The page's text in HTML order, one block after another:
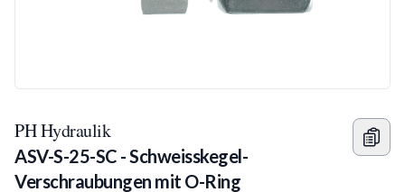
PH Hydraulik
ASV-S-25-SC - Schweisskegel-
Verschraubungen mit O-Ring